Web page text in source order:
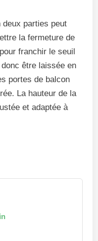
deux parties peut
la fermeture de
franchir le seuil
être laissée en
portes de balcon
La hauteur de la
et adaptée à